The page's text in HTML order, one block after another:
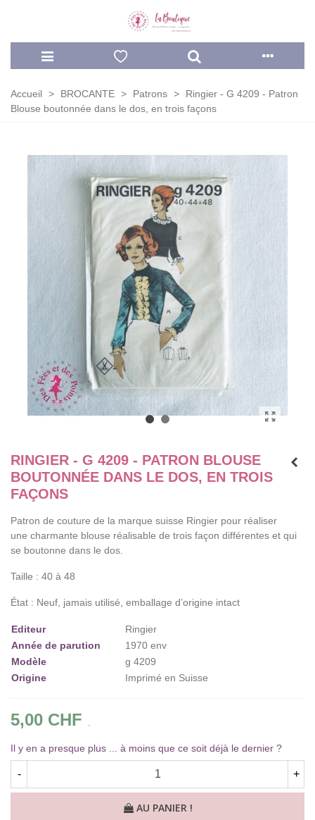
Accueil > BROCANTE > Patrons >
Ringier - G 4209 - Patron
Blouse boutonnée dans le dos, en trois façons
RINGIER - G 4209 - PATRON BLOUSE
BOUTONNÉE DANS LE DOS, EN TROIS
FAÇONS
Patron de couture de la marque suisse Ringier pour réaliser
une charmante blouse réalisable de trois façon différentes et qui
se boutonne dans le dos.
Taille : 40 à 48
État : Neuf, jamais utilisé, emballage d’origine intact
Editeur
Ringier
Année de parution
1970 env
Modèle
g 4209
Origine
Imprimé en Suisse
5,00 CHF
Il y en a presque plus ... à moins que ce soit déjà le dernier ?
- +
AU PANIER !